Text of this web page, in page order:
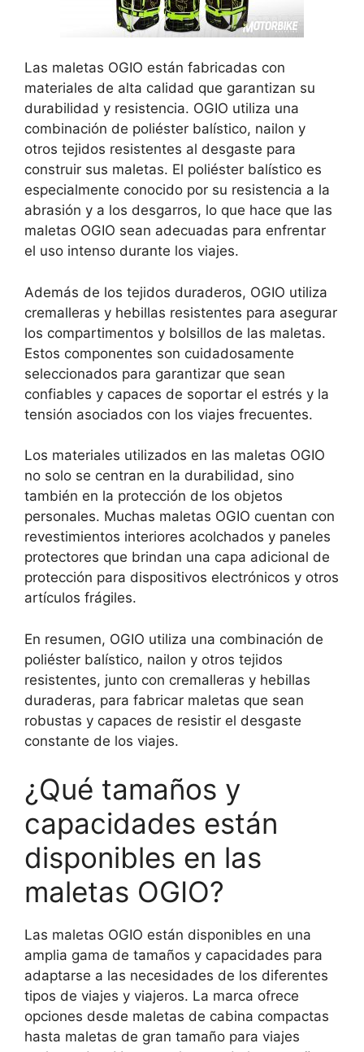
Las maletas OGIO están fabricadas con
materiales de alta calidad que garantizan su
durabilidad y resistencia. OGIO utiliza una
combinación de poliéster balístico, nailon y
otros tejidos resistentes al desgaste para
construir sus maletas. El poliéster balístico es
especialmente conocido por su resistencia a la
abrasión y a los desgarros, lo que hace que las
maletas OGIO sean adecuadas para enfrentar
el uso intenso durante los viajes.
Además de los tejidos duraderos, OGIO utiliza
cremalleras y hebillas resistentes para asegurar
los compartimentos y bolsillos de las maletas.
Estos componentes son cuidadosamente
seleccionados para garantizar que sean
confiables y capaces de soportar el estrés y la
tensión asociados con los viajes frecuentes.
Los materiales utilizados en las maletas OGIO
no solo se centran en la durabilidad, sino
también en la protección de los objetos
personales. Muchas maletas OGIO cuentan con
revestimientos interiores acolchados y paneles
protectores que brindan una capa adicional de
protección para dispositivos electrónicos y otros
artículos frágiles.
En resumen, OGIO utiliza una combinación de
poliéster balístico, nailon y otros tejidos
resistentes, junto con cremalleras y hebillas
duraderas, para fabricar maletas que sean
robustas y capaces de resistir el desgaste
constante de los viajes.
¿Qué tamaños y
capacidades están
disponibles en las
maletas OGIO?
Las maletas OGIO están disponibles en una
amplia gama de tamaños y capacidades para
adaptarse a las necesidades de los diferentes
tipos de viajes y viajeros. La marca ofrece
opciones desde maletas de cabina compactas
hasta maletas de gran tamaño para viajes